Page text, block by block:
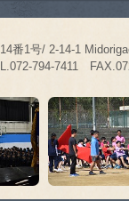
番1号/ 2-14-1
794-7411